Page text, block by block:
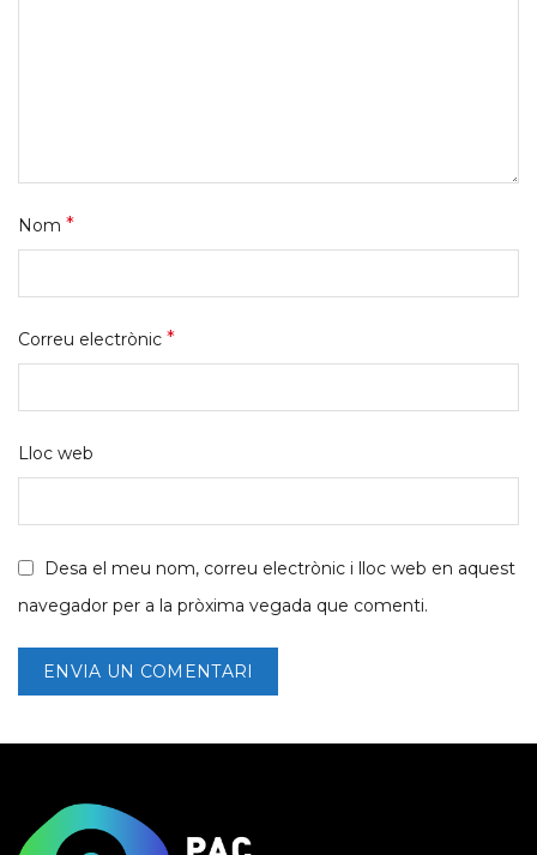
Nom *
Correu electrònic *
Lloc web
Desa el meu nom, correu electrònic i lloc web en aquest
navegador per a la pròxima vegada que comenti.